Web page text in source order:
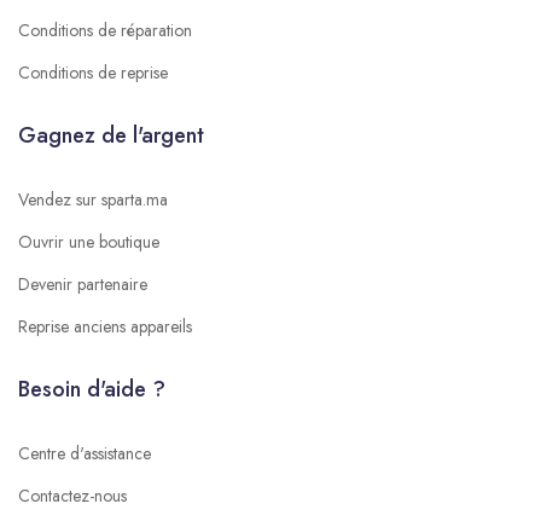
Conditions de réparation
Conditions de reprise
Gagnez de l'argent
Vendez sur sparta.ma
Ouvrir une boutique
Devenir partenaire
Reprise anciens appareils
Besoin d'aide ?
Centre d'assistance
Contactez-nous